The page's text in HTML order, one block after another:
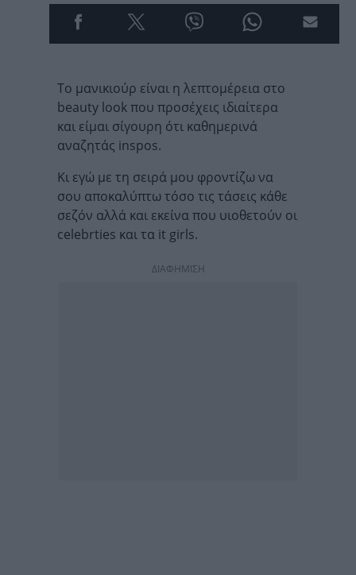
Το μανικιούρ είναι η λεπτομέρεια στο
beauty look που προσέχεις ιδιαίτερα
και είμαι σίγουρη ότι καθημερινά
αναζητάς inspos.
Κι εγώ με τη σειρά μου φροντίζω να
σου αποκαλύπτω τόσο τις τάσεις κάθε
σεζόν αλλά και εκείνα που υιοθετούν οι
celebrties και τα it girls.
ΔΙΑΦΗΜΙΣΗ